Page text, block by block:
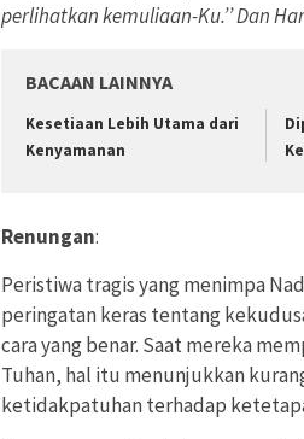
perlihatkan kemuliaan-Ku.’’ Dan
BACAAN LAINNYA
Kesetiaan Lebih Utama dari
Kenyamanan
Renungan:
Peristiwa tragis yang menimpa
peringatan keras tentang
cara yang benar. Saat mereka
Tuhan, hal itu menunjukkan
ketidakpatuhan terhadap